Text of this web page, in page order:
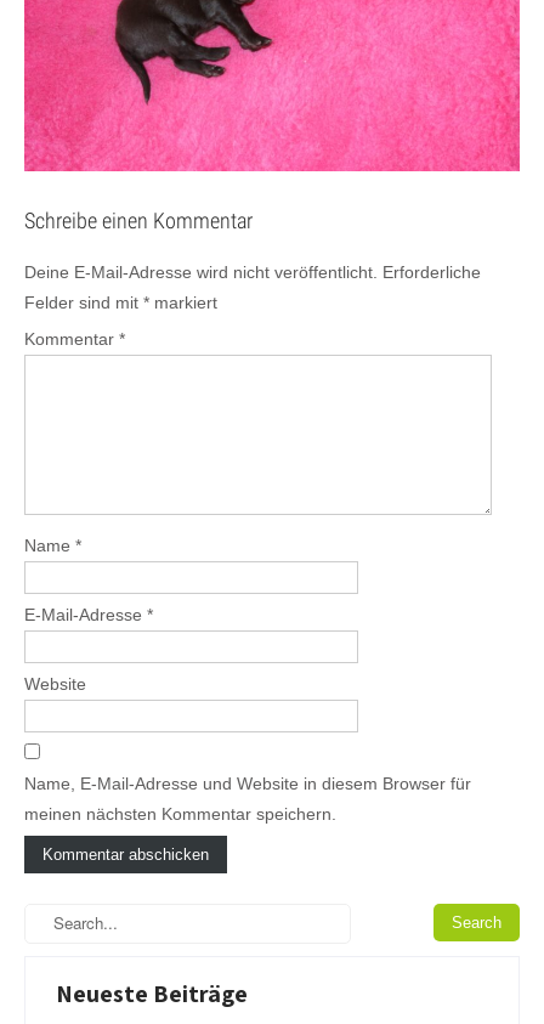
Schreibe einen Kommentar
Deine E-Mail-Adresse wird nicht veröffentlicht. Erforderliche
Felder sind mit * markiert
Kommentar *
Name *
E-Mail-Adresse *
Website
Name, E-Mail-Adresse und Website in diesem Browser für
meinen nächsten Kommentar speichern.
Neueste Beiträge